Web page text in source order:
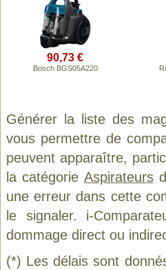
90,73 €
Bosch BGS05A220
Générer la liste des
vous permettre de
peuvent apparaître,
la catégorie Aspirateurs
une erreur dans cette
le signaler. i-
dommage direct ou
(*) Les délais sont